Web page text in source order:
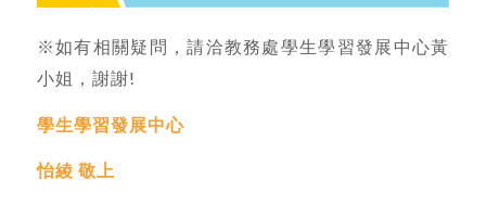
※如有相關疑問，請洽教務處學生學習發展中心黃
小姐，謝謝!
學生學習發展中心
怡綾 敬上